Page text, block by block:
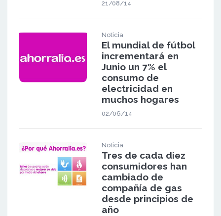
21/08/14
Noticia
El mundial de fútbol
incrementará en
Junio un 7% el
consumo de
electricidad en
muchos hogares
02/06/14
Noticia
Tres de cada diez
consumidores han
cambiado de
compañía de gas
desde principios de
año